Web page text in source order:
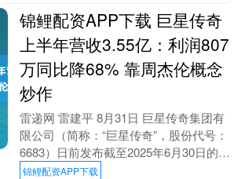
锦鲤配资APP下载 巨星传奇
上半年营收3.55亿：利润807
万同比降68% 靠周杰伦概念
炒作
雷递网 雷建平 8月31日 巨星传奇集团有
限公司（简称：“巨星传奇”，股份代号：
6683）日前发布截至2025年6月30日的财
报。财报显示，巨星传奇2025年上....
锦鲤配资APP下载